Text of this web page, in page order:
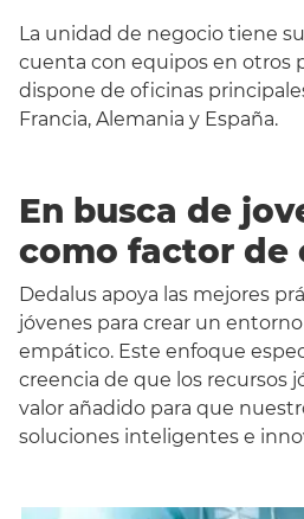
La unidad de negocio tiene
cuenta con equipos en otros
dispone de oficinas
Francia, Alemania y España.
En busca de
como factor de
Dedalus apoya las mejores
jóvenes para crear un
empático. Este enfoque
creencia de que los recursos
valor añadido para que
soluciones inteligentes e